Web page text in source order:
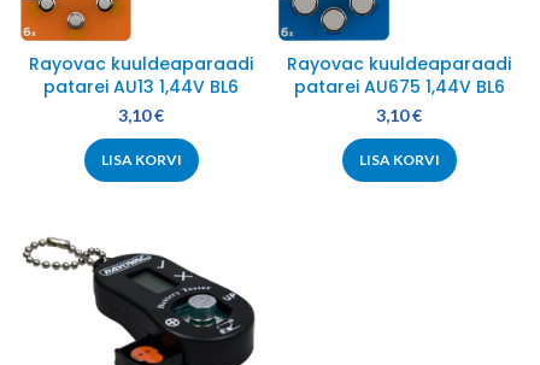
Rayovac kuuldeaparaadi
patarei AU13 1,44V BL6
3,10€
LISA KORVI
Rayovac kuuldeaparaadi
patarei AU675 1,44V BL6
3,10€
LISA KORVI